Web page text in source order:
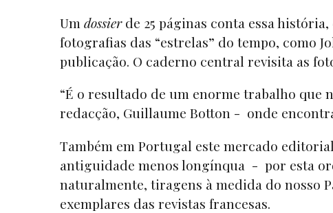
Um dossierde 25 páginas conta essa
fotografias das “estrelas” do tempo, como
publicação. O caderno central revisita as
“É o resultado de um enorme trabalho
redacção, Guillaume Botton - onde
Também em Portugal este mercado
antiguidade menos longínqua - por esta
naturalmente, tiragens à medida do nosso
exemplares das revistas francesas.